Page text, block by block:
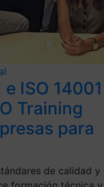
ISO 14001
Training
para
de calidad y